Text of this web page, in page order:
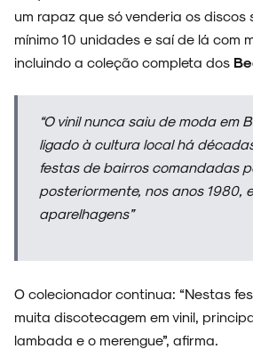
um rapaz que só venderia os discos
mínimo 10 unidades e saí de lá com
incluindo a coleção completa dos
“O vinil nunca saiu de moda em
ligado à cultura local há
festas de bairros comandadas
posteriormente, nos anos 1980,
aparelhagens”
O colecionador continua: “Nestas
muita discotecagem em vinil,
lambada e o merengue”, afirma.